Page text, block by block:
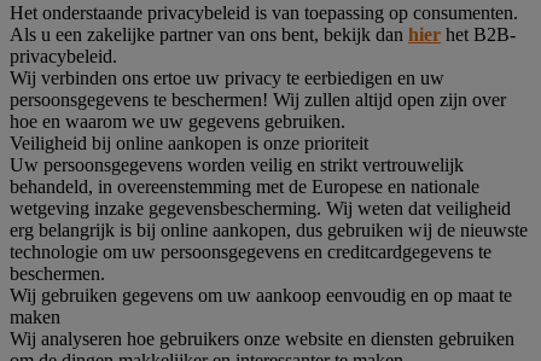
Het onderstaande privacybeleid is van toepassing op consumenten.
Als u een zakelijke partner van ons bent, bekijk dan hier het B2B-
privacybeleid.
Wij verbinden ons ertoe uw privacy te eerbiedigen en uw
persoonsgegevens te beschermen! Wij zullen altijd open zijn over
hoe en waarom we uw gegevens gebruiken.
Veiligheid bij online aankopen is onze prioriteit
Uw persoonsgegevens worden veilig en strikt vertrouwelijk
behandeld, in overeenstemming met de Europese en nationale
wetgeving inzake gegevensbescherming. Wij weten dat veiligheid
erg belangrijk is bij online aankopen, dus gebruiken wij de nieuwste
technologie om uw persoonsgegevens en creditcardgegevens te
beschermen.
Wij gebruiken gegevens om uw aankoop eenvoudig en op maat te
maken
Wij analyseren hoe gebruikers onze website en diensten gebruiken